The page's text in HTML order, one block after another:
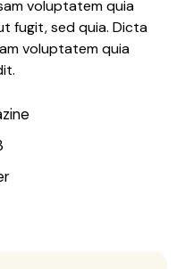
voluptatem quia
fugit, sed quia. Dicta
voluptatem quia